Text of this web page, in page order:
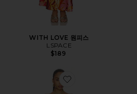
WITH LOVE 원피스
LSPACE
$189
Favorite HARNOOR 가운